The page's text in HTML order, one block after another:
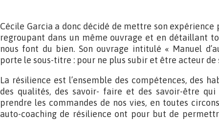
Cécile Garcia a donc décidé de mettre son
regroupant dans un même ouvrage et en détaillant
nous font du bien. Son ouvrage intitulé « Manuel
porte le sous-titre : pour ne plus subir et être acteur de
La résilience est l’ensemble des compétences, des
des qualités, des savoir- faire et des savoir-être
prendre les commandes de nos vies, en toutes
auto-coaching de résilience ont pour but de